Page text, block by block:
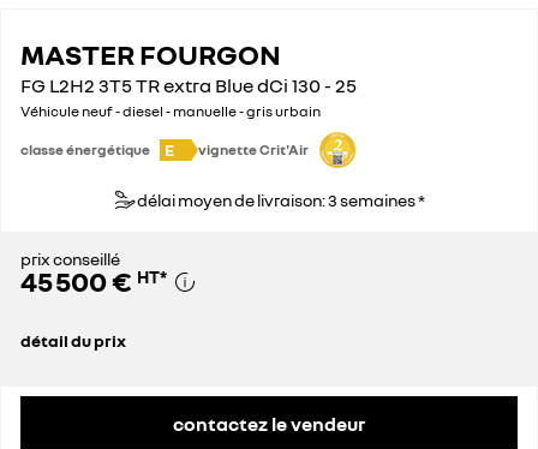
MASTER FOURGON
FG L2H2 3T5 TR extra Blue dCi 130 - 25
Véhicule neuf - diesel - manuelle - gris urbain
classe énergétique E vignette Crit'Air
délai moyen de livraison: 3 semaines *
prix conseillé
45 500 € HT*
détail du prix
contactez le vendeur